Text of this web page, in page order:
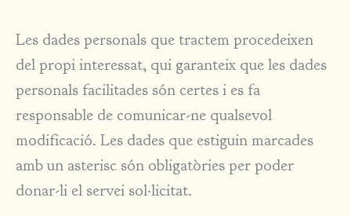
Les dades personals que tractem procedeixen
del propi interessat, qui garanteix que les dades
personals facilitades són certes i es fa
responsable de comunicar-ne qualsevol
modificació. Les dades que estiguin marcades
amb un asterisc són obligatòries per poder
donar-li el servei sol·licitat.